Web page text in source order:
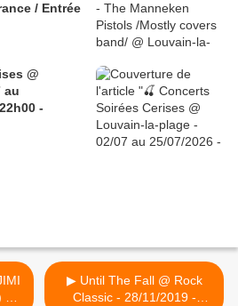
/ Entrée
@
au
-
▶ Until The Fall @ Rock
Classic - 28/11/2019 -